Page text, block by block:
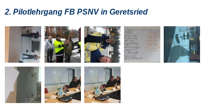
2. Pilotlehrgang FB PSNV in Geretsried